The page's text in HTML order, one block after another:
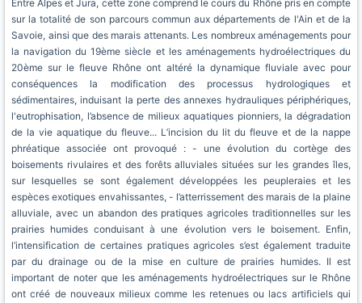
Entre Alpes et Jura, cette zone comprend le cours du Rhône pris en compte
sur la totalité de son parcours commun aux départements de l'Ain et de la
Savoie, ainsi que des marais attenants. Les nombreux aménagements pour
la navigation du 19ème siècle et les aménagements hydroélectriques du
20ème sur le fleuve Rhône ont altéré la dynamique fluviale avec pour
conséquences la modification des processus hydrologiques et
sédimentaires, induisant la perte des annexes hydrauliques périphériques,
l'eutrophisation, l’absence de milieux aquatiques pionniers, la dégradation
de la vie aquatique du fleuve... L’incision du lit du fleuve et de la nappe
phréatique associée ont provoqué : - une évolution du cortège des
boisements rivulaires et des forêts alluviales situées sur les grandes îles,
sur lesquelles se sont également développées les peupleraies et les
espèces exotiques envahissantes, - l’atterrissement des marais de la plaine
alluviale, avec un abandon des pratiques agricoles traditionnelles sur les
prairies humides conduisant à une évolution vers le boisement. Enfin,
l’intensification de certaines pratiques agricoles s’est également traduite
par du drainage ou de la mise en culture de prairies humides. Il est
important de noter que les aménagements hydroélectriques sur le Rhône
ont créé de nouveaux milieux comme les retenues ou lacs artificiels qui